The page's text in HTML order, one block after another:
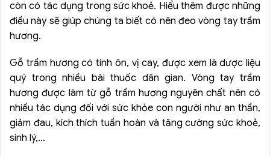
còn có tác dụng trong sức khoẻ. Hiểu thêm được những
điều này sẽ giúp chúng ta biết có nên đeo vòng tay trầm
hương.
Gỗ trầm hương có tính ôn, vị cay, được xem là dược liệu
quý trong nhiều bài thuốc dân gian. Vòng tay trầm
hương được làm từ gỗ trầm hương nguyên chất nên có
nhiều tác dụng đối với sức khỏe con người như an thần,
giảm đau, kích thích tuần hoàn và tăng cường sức khoẻ,
sinh lý,…